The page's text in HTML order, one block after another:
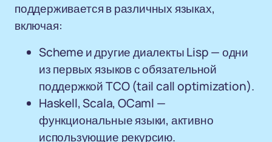
поддерживается в различных языках,
включая:
Scheme и другие диалекты Lisp — одни
из первых языков с обязательной
поддержкой TCO (tail call optimization).
Haskell, Scala, OCaml —
функциональные языки, активно
использующие рекурсию.